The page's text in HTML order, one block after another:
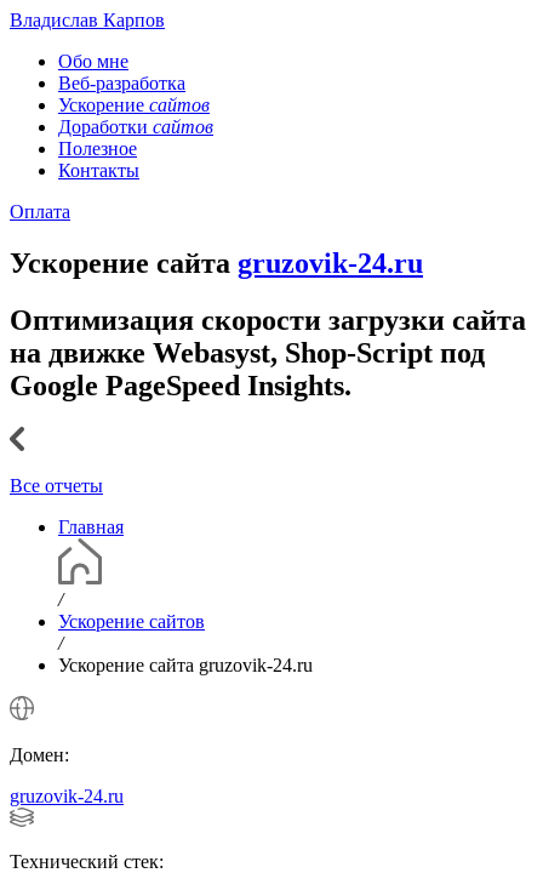
Владислав Карпов
Обо мне
Веб-разработка
Ускорение сайтов
Доработки сайтов
Полезное
Контакты
Оплата
Ускорение сайта gruzovik-24.ru
Оптимизация скорости загрузки сайта
на движке Webasyst, Shop-Script под
Google PageSpeed Insights.
Все отчеты
Главная
/
Ускорение сайтов
/
Ускорение сайта gruzovik-24.ru
Домен:
gruzovik-24.ru
Технический стек: